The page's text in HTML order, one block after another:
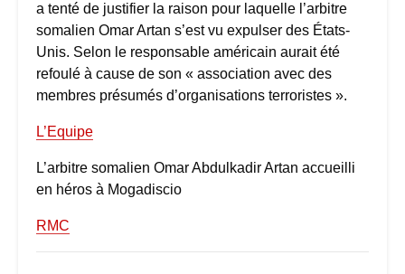
a tenté de justifier la raison pour laquelle l’arbitre
somalien Omar Artan s’est vu expulser des États-
Unis. Selon le responsable américain aurait été
refoulé à cause de son « association avec des
membres présumés d’organisations terroristes ».
L’Equipe
L’arbitre somalien Omar Abdulkadir Artan accueilli
en héros à Mogadiscio
RMC